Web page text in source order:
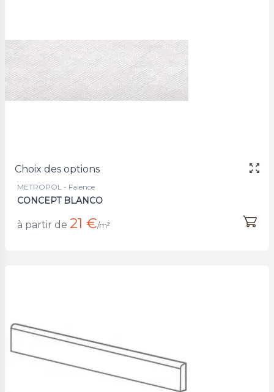
Choix des options
METROPOL - Faience
CONCEPT BLANCO
à partir de 21 €/m²